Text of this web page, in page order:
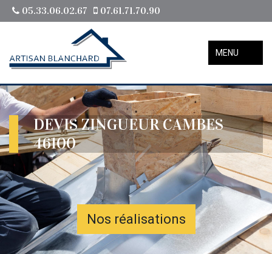
05.33.06.02.67 07.61.71.70.90
MENU
DEVIS ZINGUEUR CAMBES
46100
Nos réalisations